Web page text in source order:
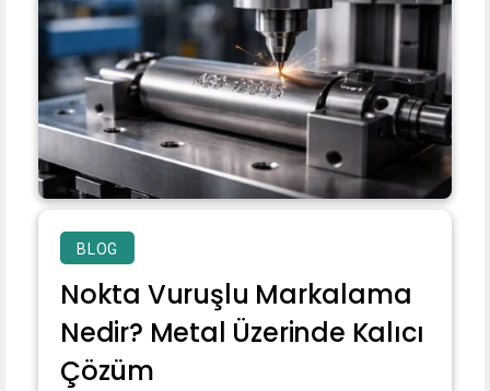
BLOG
Nokta Vuruşlu Markalama
Nedir? Metal Üzerinde Kalıcı
Çözüm